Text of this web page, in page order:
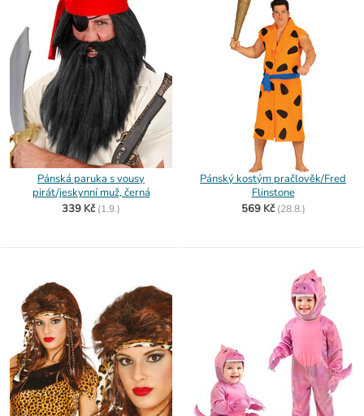
Pánská paruka s vousy
pirát/jeskynní muž, černá
339 Kč (1.9.)
Pánský kostým pračlověk/Fred
Flinstone
569 Kč (28.8.)